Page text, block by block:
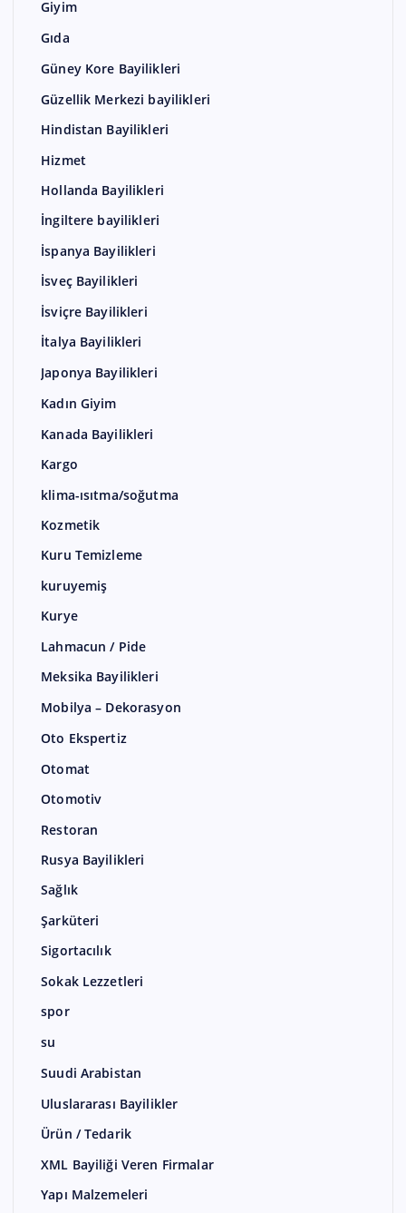
Giyim
Gıda
Güney Kore Bayilikleri
Güzellik Merkezi bayilikleri
Hindistan Bayilikleri
Hizmet
Hollanda Bayilikleri
İngiltere bayilikleri
İspanya Bayilikleri
İsveç Bayilikleri
İsviçre Bayilikleri
İtalya Bayilikleri
Japonya Bayilikleri
Kadın Giyim
Kanada Bayilikleri
Kargo
klima-ısıtma/soğutma
Kozmetik
Kuru Temizleme
kuruyemiş
Kurye
Lahmacun / Pide
Meksika Bayilikleri
Mobilya – Dekorasyon
Oto Ekspertiz
Otomat
Otomotiv
Restoran
Rusya Bayilikleri
Sağlık
Şarküteri
Sigortacılık
Sokak Lezzetleri
spor
su
Suudi Arabistan
Uluslararası Bayilikler
Ürün / Tedarik
XML Bayiliği Veren Firmalar
Yapı Malzemeleri